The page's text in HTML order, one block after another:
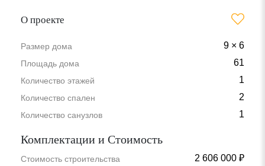
О проекте
Размер дома 9 × 6
Площадь дома 61
Количество этажей 1
Количество спален 2
Количество санузлов 1
Комплектации и Стоимость
Стоимость строительства 2 606 000 ₽